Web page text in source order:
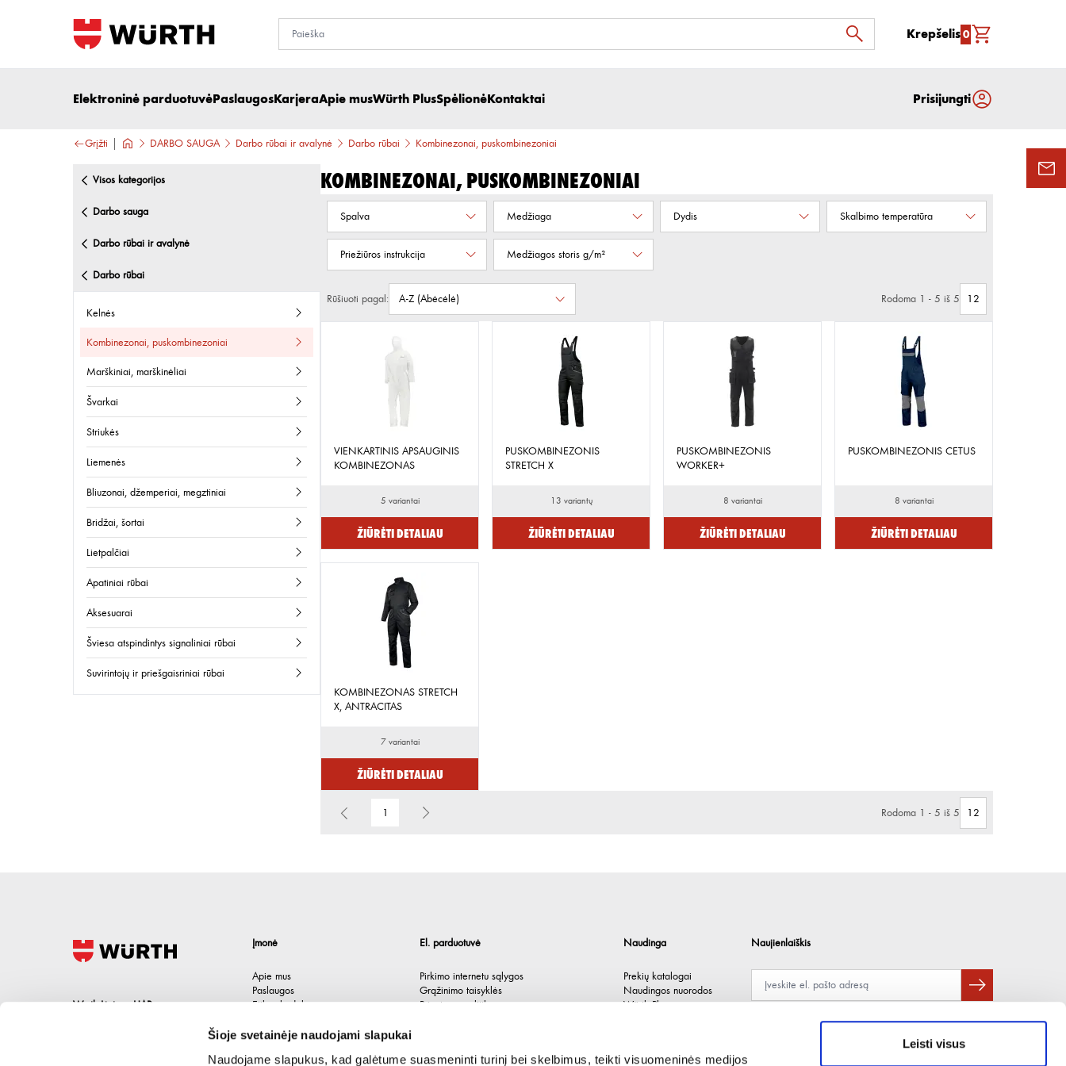
Šioje svetainėje naudojami slapukai
Naudojame slapukus, kad galėtume suasmeninti turinį bei skelbimus, teikti visuomeninės medijos
Leisti visus
Krepšelis0
Elektroninė parduotuvėPaslaugosKarjeraApie musWürth PlusSpėlionėKontaktai Prisijungti
Grįžti DARBO SAUGA Darbo rūbai ir avalynė Darbo rūbai Kombinezonai, puskombinezoniai
visos kategorijos
darbo sauga
darbo rūbai ir avalynė
darbo rūbai
kelnės
kombinezonai, puskombinezoniai
marškiniai, marškinėliai
švarkai
striukės
liemenės
bliuzonai, džemperiai, megztiniai
bridžai, šortai
lietpalčiai
apatiniai rūbai
aksesuarai
šviesa atspindintys signaliniai rūbai
suvirintojų ir priešgaisriniai rūbai
Kombinezonai, puskombinezoniai
Spalva Medžiaga Dydis Skalbimo temperatūra
Priežiūros instrukcija Medžiagos storis g/m²
Rūšiuoti pagal: Rodoma 1 - 5 iš 5
VIENKARTINIS APSAUGINIS
KOMBINEZONAS
5 variantai
Žiūrėti detaliau
PUSKOMBINEZONIS
STRETCH X
13 variantų
Žiūrėti detaliau
PUSKOMBINEZONIS
WORKER+
8 variantai
Žiūrėti detaliau
PUSKOMBINEZONIS CETUS
8 variantai
Žiūrėti detaliau
KOMBINEZONAS STRETCH
X, ANTRACITAS
7 variantai
Žiūrėti detaliau
1 Rodoma 1 - 5 iš 5
Wurth Lietuva UAB
Lietuva
Įmonė
Apie mus
Paslaugos
Etikos kodeksas
Kontaktai
El. parduotuvė
Pirkimo internetu sąlygos
Grąžinimo taisyklės
Privatumo politika
Naudinga
Prekių katalogai
Naudingos nuorodos
Würth Plus
Naujienlaiškis
Pateikdami el. paštą sutinkate gauti tiesioginę rinkodarą.